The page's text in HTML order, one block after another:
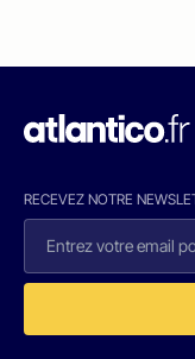
RECEVEZ NOTRE